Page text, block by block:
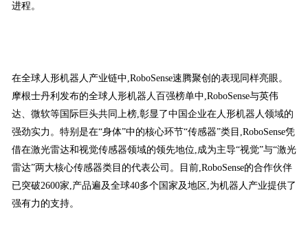
进程。
在全球人形机器人产业链中,RoboSense速腾聚创的表现同样亮眼。
摩根士丹利发布的全球人形机器人百强榜单中,RoboSense与英伟
达、微软等国际巨头共同上榜,彰显了中国企业在人形机器人领域的
强劲实力。特别是在“身体”中的核心环节“传感器”类目,RoboSense凭
借在激光雷达和视觉传感器领域的领先地位,成为主导“视觉”与“激光
雷达”两大核心传感器类目的代表公司。目前,RoboSense的合作伙伴
已突破2600家,产品遍及全球40多个国家及地区,为机器人产业提供了
强有力的支持。